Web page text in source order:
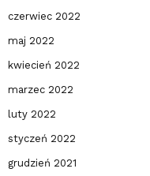
czerwiec 2022
maj 2022
kwiecień 2022
marzec 2022
luty 2022
styczeń 2022
grudzień 2021